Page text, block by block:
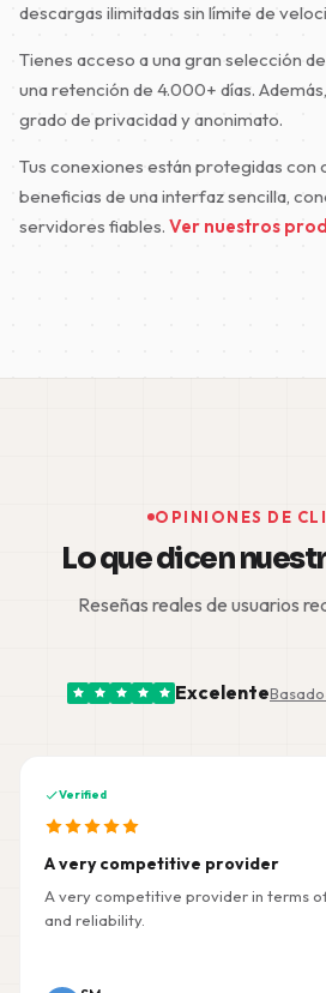
descargas ilimitadas sin límite de
Tienes acceso a una gran selección
una retención de 4.000+ días.
grado de privacidad y anonimato.
Tus conexiones están protegidas con
beneficias de una interfaz sencilla,
servidores fiables. Ver nuestros
OPINIONES DE
Lo que dicen
Reseñas reales de usuarios
Excelente
Verified
A very competitive provider
A very competitive provider in terms
and reliability.